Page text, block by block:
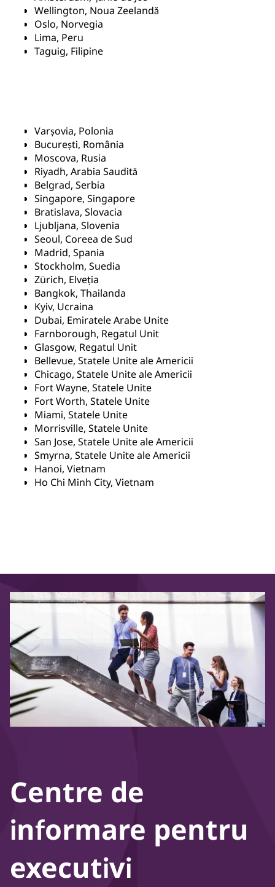
Wellington, Noua Zeelandă
Oslo, Norvegia
Lima, Peru
Taguig, Filipine
Varșovia, Polonia
București, România
Moscova, Rusia
Riyadh, Arabia Saudită
Belgrad, Serbia
Singapore, Singapore
Bratislava, Slovacia
Ljubljana, Slovenia
Seoul, Coreea de Sud
Madrid, Spania
Stockholm, Suedia
Zürich, Elveția
Bangkok, Thailanda
Kyiv, Ucraina
Dubai, Emiratele Arabe Unite
Farnborough, Regatul Unit
Glasgow, Regatul Unit
Bellevue, Statele Unite ale Americii
Chicago, Statele Unite ale Americii
Fort Wayne, Statele Unite
Fort Worth, Statele Unite
Miami, Statele Unite
Morrisville, Statele Unite
San Jose, Statele Unite ale Americii
Smyrna, Statele Unite ale Americii
Hanoi, Vietnam
Ho Chi Minh City, Vietnam
Centre de
informare pentru
executivi